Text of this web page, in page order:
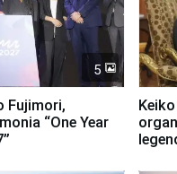
5
Fujimori,
“One Year